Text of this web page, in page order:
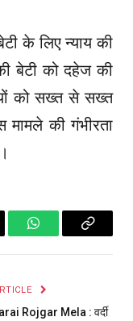
के लिए न्याय की
बेटी को दहेज की
को सख्त से सख्त
मामले की गंभीरता
WhatsAppCopy
Rojgar Mela : वर्दी